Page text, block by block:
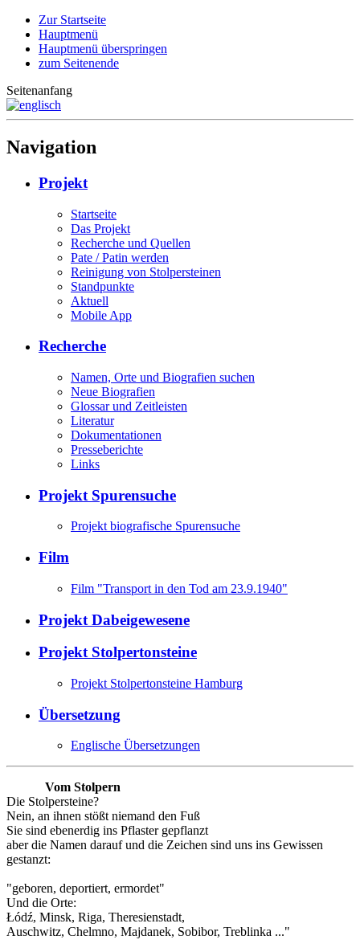
Zur Startseite
Hauptmenü
Hauptmenü überspringen
zum Seitenende
Seitenanfang
Navigation
Projekt
Startseite
Das Projekt
Recherche und Quellen
Pate / Patin werden
Reinigung von Stolpersteinen
Standpunkte
Aktuell
Mobile App
Recherche
Namen, Orte und Biografien suchen
Neue Biografien
Glossar und Zeitleisten
Literatur
Dokumentationen
Presseberichte
Links
Projekt Spurensuche
Projekt biografische Spurensuche
Film
Film "Transport in den Tod am 23.9.1940"
Projekt Dabeigewesene
Projekt Stolpertonsteine
Projekt Stolpertonsteine Hamburg
Übersetzung
Englische Übersetzungen
Vom Stolpern
Die Stolpersteine?
Nein, an ihnen stößt niemand den Fuß
Sie sind ebenerdig ins Pflaster gepflanzt
aber die Namen darauf und die Zeichen sind uns ins Gewissen
gestanzt:
"geboren, deportiert, ermordet"
Und die Orte:
Łódź, Minsk, Riga, Theresienstadt,
Auschwitz, Chelmno, Majdanek, Sobibor, Treblinka ..."